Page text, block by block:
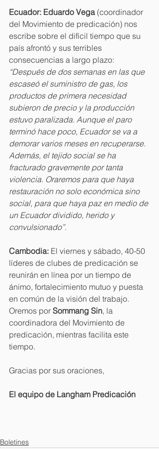
Ecuador: Eduardo Vega (coordinador
del Movimiento de predicación) nos
escribe sobre el difícil tiempo que su
país afrontó y sus terribles
consecuencias a largo plazo:
“Después de dos semanas en las que
escaseó el suministro de gas, los
productos de primera necesidad
subieron de precio y la producción
estuvo paralizada. Aunque el paro
terminó hace poco, Ecuador se va a
demorar varios meses en recuperarse.
Además, el tejido social se ha
fracturado gravemente por tanta
violencia. Oraremos para que haya
restauración no solo económica sino
social, para que haya paz en medio de
un Ecuador dividido, herido y
convulsionado”.
Cambodia: El viernes y sábado, 40-50
líderes de clubes de predicación se
reunirán en línea por un tiempo de
ánimo, fortalecimiento mutuo y puesta
en común de la visión del trabajo.
Oremos por Sommang Sin, la
coordinadora del Movimiento de
predicación, mientras facilita este
tiempo.
Gracias por sus oraciones,
El equipo de Langham Predicación
Boletines